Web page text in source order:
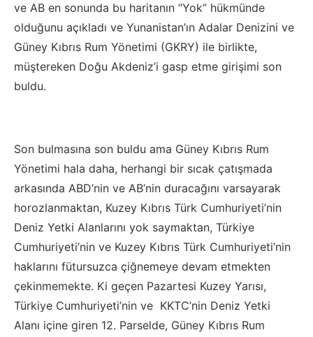
ve AB en sonunda bu haritanın “Yok” hükmünde
olduğunu açıkladı ve Yunanistan’ın Adalar Denizini ve
Güney Kıbrıs Rum Yönetimi (GKRY) ile birlikte,
müştereken Doğu Akdeniz’i gasp etme girişimi son
buldu.
Son bulmasına son buldu ama Güney Kıbrıs Rum
Yönetimi hala daha, herhangi bir sıcak çatışmada
arkasında ABD’nin ve AB’nin duracağını varsayarak
horozlanmaktan, Kuzey Kıbrıs Türk Cumhuriyeti’nin
Deniz Yetki Alanlarını yok saymaktan, Türkiye
Cumhuriyeti’nin ve Kuzey Kıbrıs Türk Cumhuriyeti’nin
haklarını fütursuzca çiğnemeye devam etmekten
çekinmemekte. Ki geçen Pazartesi Kuzey Yarısı,
Türkiye Cumhuriyeti’nin ve KKTC’nin Deniz Yetki
Alanı içine giren 12. Parselde, Güney Kıbrıs Rum